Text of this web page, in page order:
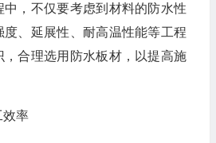
，不仅要考虑到材料的防水性
、延展性、耐高温性能等工程
，合理选用防水板材，以提高施
效率